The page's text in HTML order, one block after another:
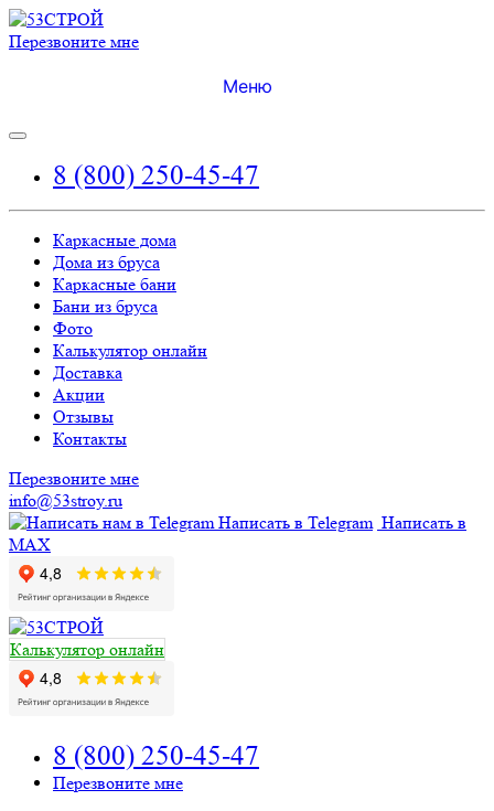
Перезвоните мне
Меню
8 (800) 250-45-47
Каркасные дома
Дома из бруса
Каркасные бани
Бани из бруса
Фото
Калькулятор онлайн
Доставка
Акции
Отзывы
Контакты
Перезвоните мне
info@53stroy.ru
Написать в Telegram Написать в
MAX
Калькулятор онлайн
8 (800) 250-45-47
Перезвоните мне